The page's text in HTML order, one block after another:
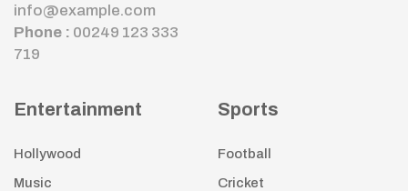
info@example.com
Phone : 00249 123 333
719
Entertainment
Hollywood
Music
Sports
Football
Cricket